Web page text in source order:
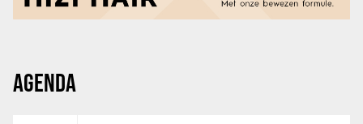
AGENDA